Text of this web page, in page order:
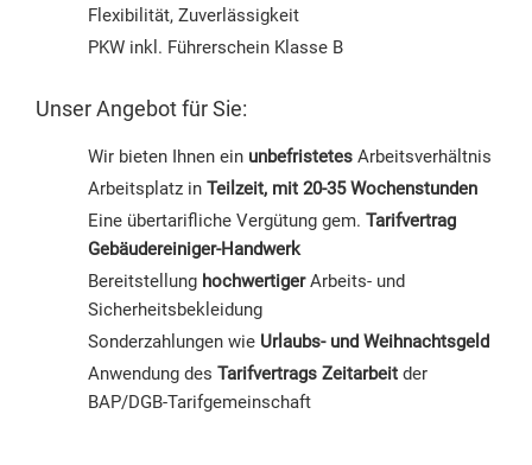
Flexibilität, Zuverlässigkeit
PKW inkl. Führerschein Klasse B
Unser Angebot für Sie:
Wir bieten Ihnen ein unbefristetes Arbeitsverhältnis
Arbeitsplatz in Teilzeit, mit 20-35 Wochenstunden
Eine übertarifliche Vergütung gem. Tarifvertrag
Gebäudereiniger-Handwerk
Bereitstellung hochwertigerArbeits- und
Sicherheitsbekleidung
Sonderzahlungen wie Urlaubs- und Weihnachtsgeld
Anwendung des Tarifvertrags Zeitarbeit der
BAP/DGB-Tarifgemeinschaft